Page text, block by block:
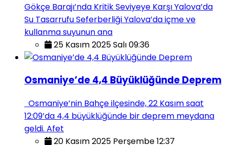
Gökçe Barajı’nda Kritik Seviyeye Karşı Yalova’da
Su Tasarrufu Seferberliği Yalova’da içme ve
kullanma suyunun ana
25 Kasım 2025 Salı 09:36
Osmaniye’de 4,4 Büyüklüğünde Deprem
Osmaniye’nin Bahçe ilçesinde, 22 Kasım saat
12:09’da 4,4 büyüklüğünde bir deprem meydana
geldi. Afet
20 Kasım 2025 Perşembe 12:37